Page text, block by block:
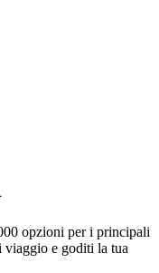
opzioni per i principali
viaggio e goditi la tua